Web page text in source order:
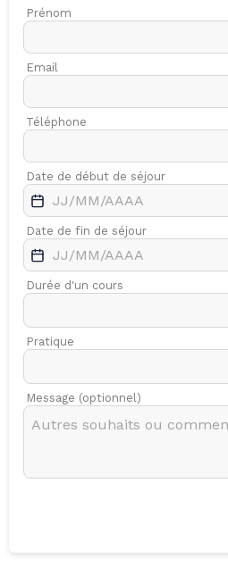
Prénom
Email
Téléphone
Date de début de séjour
Date de fin de séjour
Durée d'un cours
Pratique
Message (optionnel)